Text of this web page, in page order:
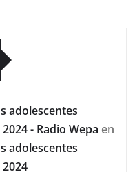
adolescentes
- Radio Wepa en
adolescentes